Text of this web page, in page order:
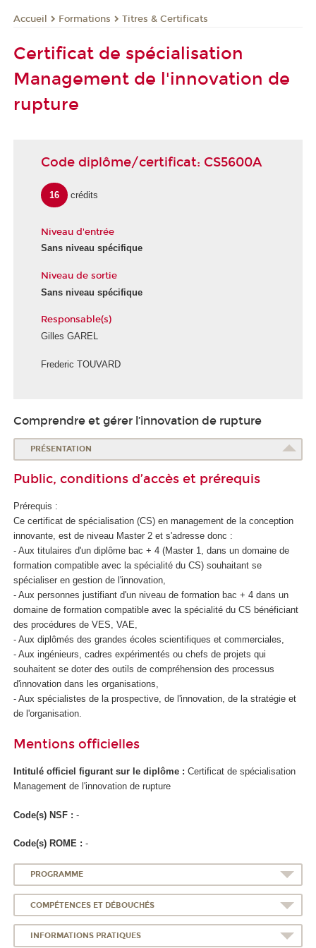
Accueil Formations Titres & Certificats
Certificat de spécialisation
Management de l'innovation de
rupture
Code diplôme/certificat: CS5600A
16 crédits
Niveau d'entrée
Sans niveau spécifique
Niveau de sortie
Sans niveau spécifique
Responsable(s)
Gilles GAREL
Frederic TOUVARD
Comprendre et gérer l’innovation de rupture
PRÉSENTATION
Public, conditions d’accès et prérequis
Prérequis :
Ce certificat de spécialisation (CS) en management de la conception
innovante, est de niveau Master 2 et s'adresse donc :
- Aux titulaires d'un diplôme bac + 4 (Master 1, dans un domaine de
formation compatible avec la spécialité du CS) souhaitant se
spécialiser en gestion de l'innovation,
- Aux personnes justifiant d'un niveau de formation bac + 4 dans un
domaine de formation compatible avec la spécialité du CS bénéficiant
des procédures de VES, VAE,
- Aux diplômés des grandes écoles scientifiques et commerciales,
- Aux ingénieurs, cadres expérimentés ou chefs de projets qui
souhaitent se doter des outils de compréhension des processus
d'innovation dans les organisations,
- Aux spécialistes de la prospective, de l'innovation, de la stratégie et
de l'organisation.
Mentions officielles
Intitulé officiel figurant sur le diplôme : Certificat de spécialisation
Management de l'innovation de rupture
Code(s) NSF : -
Code(s) ROME : -
PROGRAMME
COMPÉTENCES ET DÉBOUCHÉS
INFORMATIONS PRATIQUES